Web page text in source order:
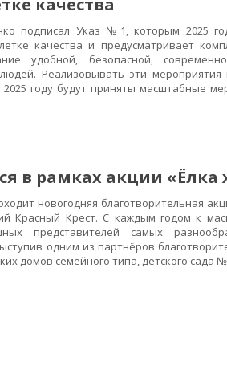
качества
подписал Указ №1, которым 2025
качества и предусматривает
удобной, безопасной,
Реализовывать эти мероприятия
году будут приняты масштабные
в рамках акции
новогодняя благотворительная
Красный Крест. С каждым годом к
представителей самых
одним из партнёров
домов семейного типа, детского сада №